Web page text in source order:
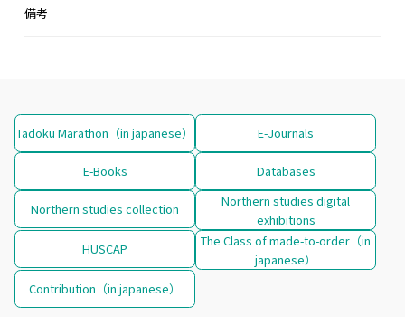
備考
Tadoku Marathon（in japanese） E-Journals
E-Books Databases
Northern studies collection
Northern studies digital
exhibitions
HUSCAP
The Class of made-to-order（in
japanese）
Contribution（in japanese）